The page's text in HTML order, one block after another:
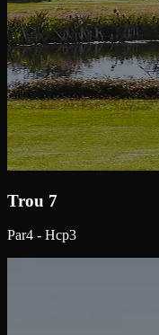
Trou 7
Par4 - Hcp3